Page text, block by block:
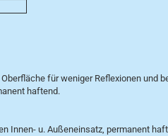
für weniger Reflexionen und
haftend.
Innen- u. Außeneinsatz, permanent